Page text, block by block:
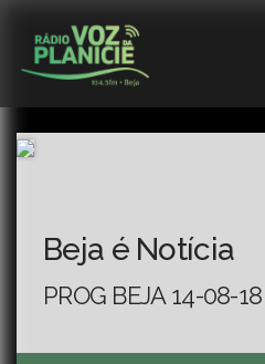
Beja é Notícia
PROG BEJA 14-08-18